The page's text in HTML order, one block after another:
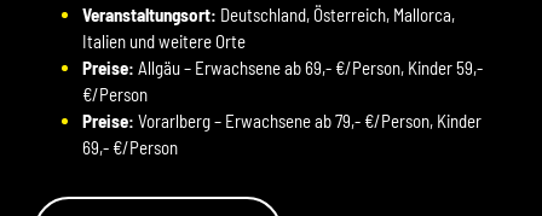
Veranstaltungsort: Deutschland, Österreich, Mallorca,
Italien und weitere Orte
Preise: Allgäu – Erwachsene ab 69,- €/Person, Kinder 59,-
€/Person
Preise: Vorarlberg – Erwachsene ab 79,- €/Person, Kinder
69,- €/Person